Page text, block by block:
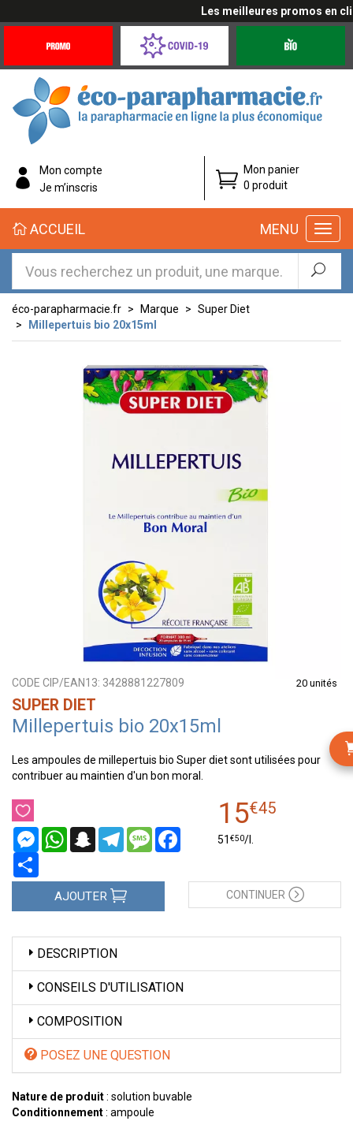
Les meilleures promos en
Offres
Coronavirus
éco-
parapharmacie.fr
éco-
parapharmacie.fr
Mon compte
Je m’inscris
Mon panier
0 produit
MENU
ACCUEIL
éco-parapharmacie.fr Marque
Super Diet
Millepertuis bio 20x15ml
CODE CIP/EAN13: 3428881227809 20 unités
SUPER DIET
Millepertuis bio 20x15ml
Les ampoules de millepertuis bio Super diet sont utilisées pour
contribuer au maintien d'un bon moral.
MessengerWhatsAppSnapchatTelegramMessageFacebook
15€45
51€50/
AJOUTER CONTINUER
DESCRIPTION
CONSEILS D'UTILISATION
COMPOSITION
POSEZ UNE QUESTION
Nature de produit: solution buvable
Conditionnement: ampoule